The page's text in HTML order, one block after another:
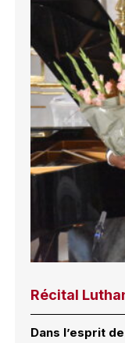
Récital
Dans l’esprit